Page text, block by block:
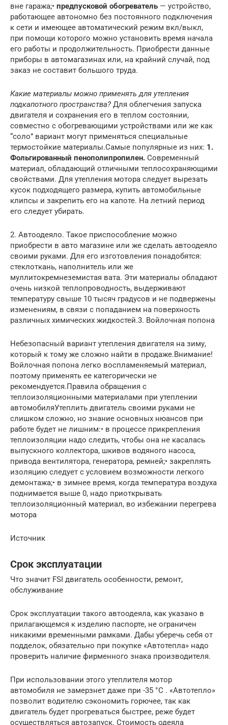
вне гаража;• предпусковой обогреватель — устройство,
работающее автономно без постоянного подключения
к сети и имеющее автоматический режим вкл/выкл,
при помощи которого можно установить время начала
его работы и продолжительность. Приобрести данные
приборы в автомагазинах или, на крайний случай, под
заказ не составит большого труда.
Какие материалы можно применять для утепления
подкапотного пространства? Для облегчения запуска
двигателя и сохранения его в теплом состоянии,
совместно с обогревающими устройствами или же как
“соло” вариант могут применяться специальные
термостойкие материалы.Самые популярные из них: 1.
Фольгированный пенополипропилен. Современный
материал, обладающий отличными теплосохраняющими
свойствами. Для утепления мотора следует вырезать
кусок подходящего размера, купить автомобильные
клипсы и закрепить его на капоте. На летний период
его следует убирать.
2. Автоодеяло. Такое приспособление можно
приобрести в авто магазине или же сделать автоодеяло
своими руками. Для его изготовления понадобятся:
стеклоткань, наполнитель или же
муллитокремнеземистая вата. Эти материалы обладают
очень низкой теплопроводность, выдерживают
температуру свыше 10 тысяч градусов и не подвержены
изменениям, в связи с попаданием на поверхность
различных химических жидкостей.3. Войлочная попона
Небезопасный вариант утепления двигателя на зиму,
который к тому же сложно найти в продаже.Внимание!
Войлочная попона легко воспламеняемый материал,
поэтому применять ее категорически не
рекомендуется.Правила обращения с
теплоизоляционными материалами при утеплении
автомобиляУтеплить двигатель своими руками не
слишком сложно, но знание основных нюансов при
работе будет не лишним:• в процессе прикрепления
теплоизоляции надо следить, чтобы она не касалась
выпускного коллектора, шкивов водяного насоса,
привода вентилятора, генератора, ремней;• закреплять
изоляцию следует с условием возможности легкого
демонтажа;• в зимнее время, когда температура воздуха
поднимается выше 0, надо приоткрывать
теплоизоляционный материал, во избежании перегрева
мотора
Источник
Срок эксплуатации
Что значит FSI двигатель особенности, ремонт,
обслуживание
Срок эксплуатации такого автоодеяла, как указано в
прилагающемся к изделию паспорте, не ограничен
никакими временными рамками. Дабы уберечь себя от
подделок, обязательно при покупке «Автотепла» надо
проверить наличие фирменного знака производителя.
При использовании этого утеплителя мотор
автомобиля не замерзнет даже при -35 °С . «Автотепло»
позволит водителю сэкономить горючее, так как
двигатель будет прогреваться быстрее, реже будет
осуществляться автозапуск. Стоимость одеяла